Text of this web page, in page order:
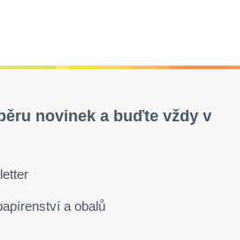
novinek a buďte vždy v
a obalů